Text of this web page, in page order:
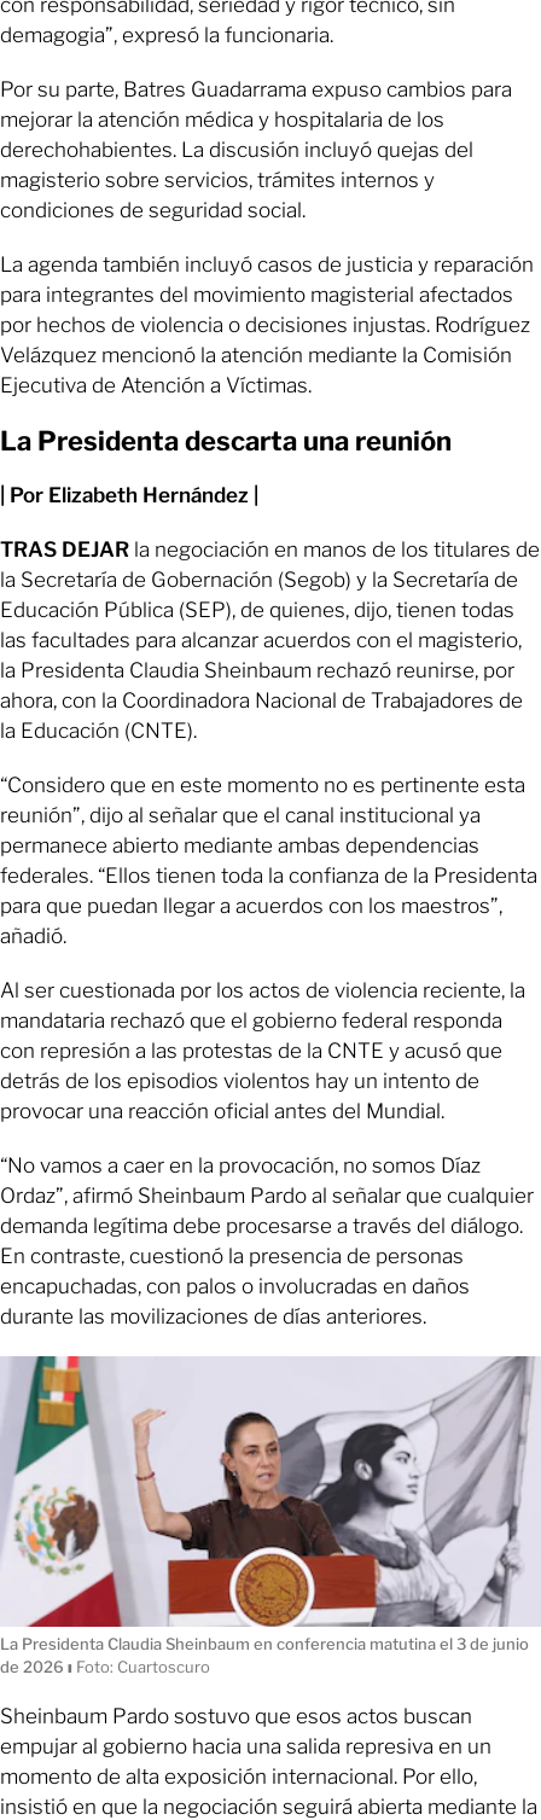
demagogia”, expresó la funcionaria.
Por su parte, Batres Guadarrama expuso cambios para
mejorar la atención médica y hospitalaria de los
derechohabientes. La discusión incluyó quejas del
magisterio sobre servicios, trámites internos y
condiciones de seguridad social.
La agenda también incluyó casos de justicia y reparación
para integrantes del movimiento magisterial afectados
por hechos de violencia o decisiones injustas. Rodríguez
Velázquez mencionó la atención mediante la Comisión
Ejecutiva de Atención a Víctimas.
La Presidenta descarta una reunión
| Por Elizabeth Hernández |
TRAS DEJAR la negociación en manos de los titulares de
la Secretaría de Gobernación (Segob) y la Secretaría de
Educación Pública (SEP), de quienes, dijo, tienen todas
las facultades para alcanzar acuerdos con el magisterio,
la Presidenta Claudia Sheinbaum rechazó reunirse, por
ahora, con la Coordinadora Nacional de Trabajadores de
la Educación (CNTE).
“Considero que en este momento no es pertinente esta
reunión”, dijo al señalar que el canal institucional ya
permanece abierto mediante ambas dependencias
federales. “Ellos tienen toda la confianza de la Presidenta
para que puedan llegar a acuerdos con los maestros”,
añadió.
Al ser cuestionada por los actos de violencia reciente, la
mandataria rechazó que el gobierno federal responda
con represión a las protestas de la CNTE y acusó que
detrás de los episodios violentos hay un intento de
provocar una reacción oficial antes del Mundial.
“No vamos a caer en la provocación, no somos Díaz
Ordaz”, afirmó Sheinbaum Pardo al señalar que cualquier
demanda legítima debe procesarse a través del diálogo.
En contraste, cuestionó la presencia de personas
encapuchadas, con palos o involucradas en daños
durante las movilizaciones de días anteriores.
La Presidenta Claudia Sheinbaum en conferencia matutina el 3 de junio
de 2026 ı Foto: Cuartoscuro
Sheinbaum Pardo sostuvo que esos actos buscan
empujar al gobierno hacia una salida represiva en un
momento de alta exposición internacional. Por ello,
insistió en que la negociación seguirá abierta mediante la